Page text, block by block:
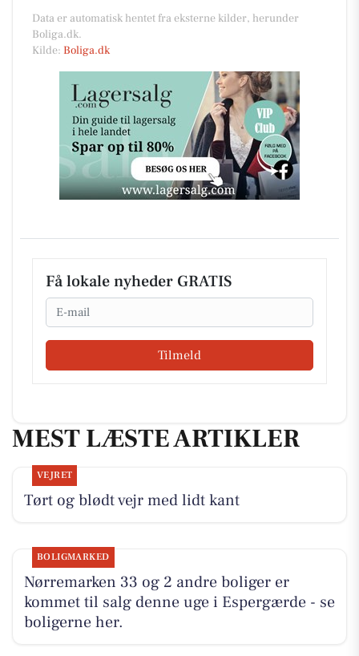
Data er automatisk hentet fra eksterne kilder, herunder
Boliga.dk.
Kilde: Boliga.dk
Få lokale nyheder GRATIS
Email
Tilmeld
MEST LÆSTE ARTIKLER
VEJRET
Tørt og blødt vejr med lidt kant
BOLIGMARKED
Nørremarken 33 og 2 andre boliger er
kommet til salg denne uge i Espergærde - se
boligerne her.